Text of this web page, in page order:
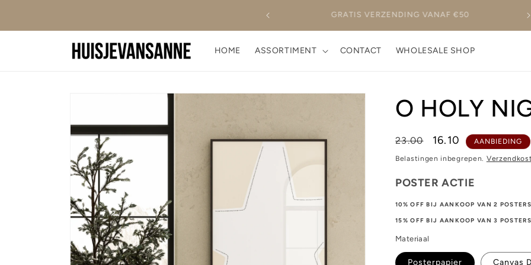
BINNEN 1-4 WERKDAGEN VERZONDEN
HOME ASSORTIMENT CONTACT WHOLESALE SHOP
O HOLY
Normale
prijs
23.00 Aanbiedingsprijs
16.10 AANBIEDING
Belastingen inbegrepen.
POSTER ACTIE
10% OFF BIJ AANKOOP VAN 2 POSTERS
15% OFF BIJ AANKOOP VAN 3 POSTERS
Materiaal
Posterpapier Canvas